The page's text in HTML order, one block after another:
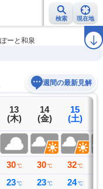
検索 現在地
・注意報 ラ
ーと和泉
週間の最新見解
13
(木)
30 ℃
23 ℃
14
(金)
30 ℃
23 ℃
15
(土)
32 ℃
24 ℃